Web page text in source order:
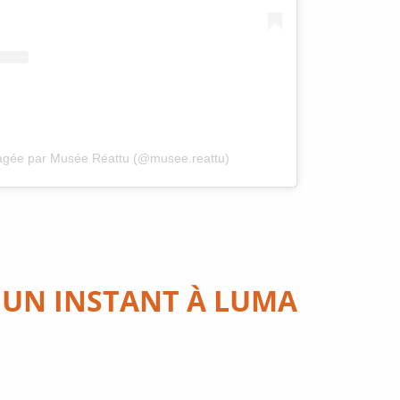
par Musée Réattu (@musee.reattu)
UN INSTANT À LUMA